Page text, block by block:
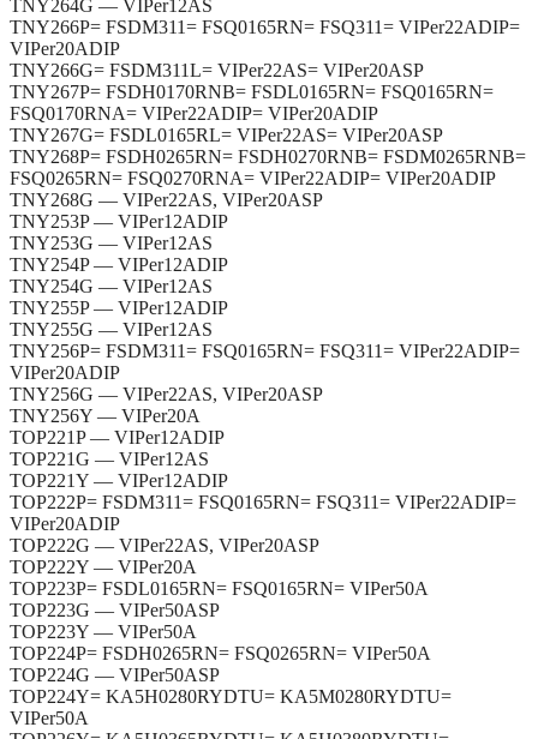
TNY264G — VIPer12AS
TNY266P= FSDM311= FSQ0165RN= FSQ311= VIPer22ADIP=
VIPer20ADIP
TNY266G= FSDM311L= VIPer22AS= VIPer20ASP
TNY267P= FSDH0170RNB= FSDL0165RN= FSQ0165RN=
FSQ0170RNA= VIPer22ADIP= VIPer20ADIP
TNY267G= FSDL0165RL= VIPer22AS= VIPer20ASP
TNY268P= FSDH0265RN= FSDH0270RNB= FSDM0265RNB=
FSQ0265RN= FSQ0270RNA= VIPer22ADIP= VIPer20ADIP
TNY268G — VIPer22AS, VIPer20ASP
TNY253P — VIPer12ADIP
TNY253G — VIPer12AS
TNY254P — VIPer12ADIP
TNY254G — VIPer12AS
TNY255P — VIPer12ADIP
TNY255G — VIPer12AS
TNY256P= FSDM311= FSQ0165RN= FSQ311= VIPer22ADIP=
VIPer20ADIP
TNY256G — VIPer22AS, VIPer20ASP
TNY256Y — VIPer20A
TOP221P — VIPer12ADIP
TOP221G — VIPer12AS
TOP221Y — VIPer12ADIP
TOP222P= FSDM311= FSQ0165RN= FSQ311= VIPer22ADIP=
VIPer20ADIP
TOP222G — VIPer22AS, VIPer20ASP
TOP222Y — VIPer20A
TOP223P= FSDL0165RN= FSQ0165RN= VIPer50A
TOP223G — VIPer50ASP
TOP223Y — VIPer50A
TOP224P= FSDH0265RN= FSQ0265RN= VIPer50A
TOP224G — VIPer50ASP
TOP224Y= KA5H0280RYDTU= KA5M0280RYDTU=
VIPer50A